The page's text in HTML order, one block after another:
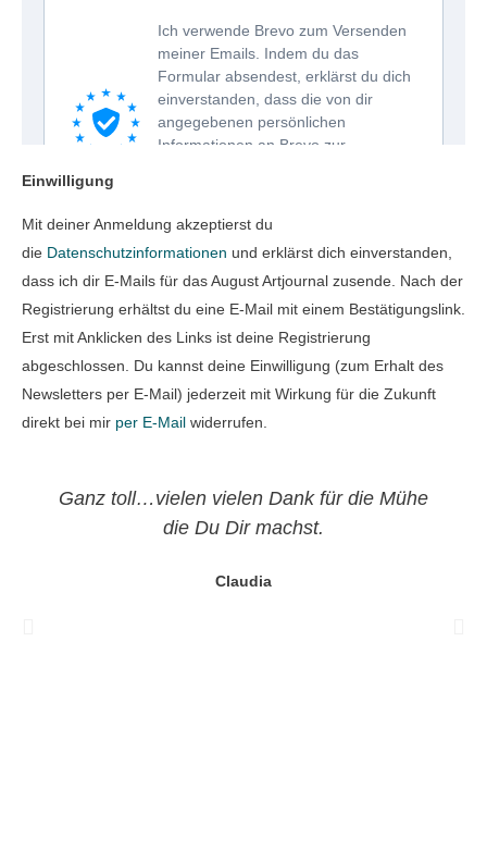
Einwilligung
Mit deiner Anmeldung akzeptierst du
die Datenschutzinformationen und erklärst dich einverstanden,
dass ich dir E-Mails für das August Artjournal zusende. Nach der
Registrierung erhältst du eine E-Mail mit einem Bestätigungslink.
Erst mit Anklicken des Links ist deine Registrierung
abgeschlossen. Du kannst deine Einwilligung (zum Erhalt des
Newsletters per E-Mail) jederzeit mit Wirkung für die Zukunft
direkt bei mir per E-Mail widerrufen.
Ganz toll…vielen vielen Dank für die Mühe
die Du Dir machst.
Claudia